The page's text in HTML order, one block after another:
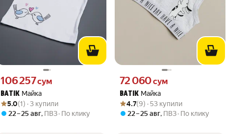
BATIK Майка
Цена 106257 сум вместо
106 257сум
Рейтинг товара: 5.0 из 5
Оценок: (1) · 3 купили
5.0(1) · 3 купили
22 – 25 авг, ПВЗ По клику
BATIK Майка
Цена 72060 сум вместо
72 060сум
Рейтинг товара: 4.7 из 5
Оценок: (9) · 53 купили
4.7(9) · 53 купили
22 – 25 авг, ПВЗ По клику